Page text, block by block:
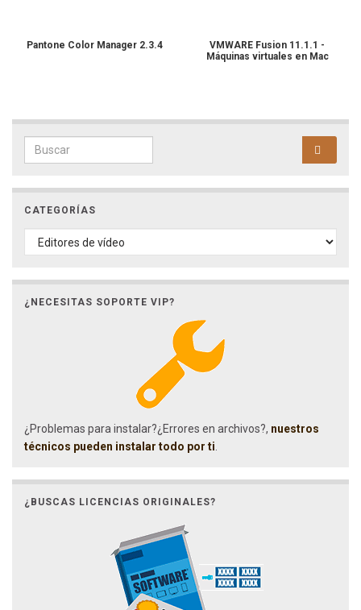
Pantone Color Manager 2.3.4
VMWARE Fusion 11.1.1 -
Máquinas virtuales en Mac
Search for:
CATEGORÍAS
CATEGORÍAS
¿NECESITAS SOPORTE VIP?
¿Problemas para instalar?¿Errores en archivos?, nuestros
técnicos pueden instalar todo por ti
¿BUSCAS LICENCIAS ORIGINALES?